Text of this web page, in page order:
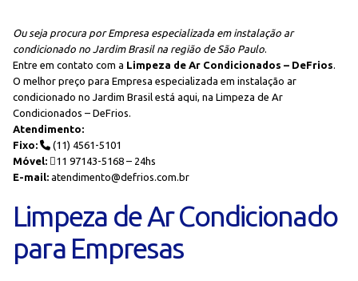
Ou seja procura por Empresa especializada em instalação ar
condicionado no Jardim Brasil na região de São Paulo.
Entre em contato com a Limpeza de Ar Condicionados – DeFrios.
O melhor preço para Empresa especializada em instalação ar
condicionado no Jardim Brasil está aqui, na Limpeza de Ar
Condicionados – DeFrios.
Atendimento:
Fixo:
(11) 4561-5101
Móvel:
11 97143-5168 – 24hs
E-mail: atendimento@defrios.com.br
Limpeza de Ar Condicionado
para Empresas